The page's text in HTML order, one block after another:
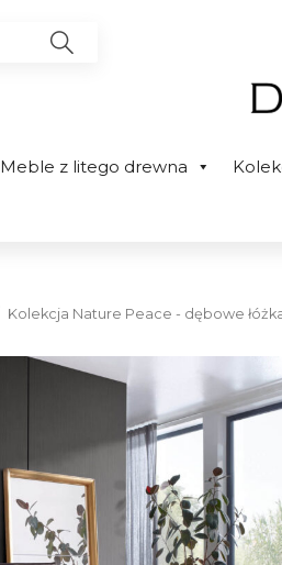
Meble z litego drewna
Kolekcja Nature Peace - dębowe